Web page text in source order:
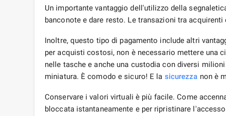
Un importante vantaggio dell'utilizzo della
banconote e dare resto. Le transazioni tra
Inoltre, questo tipo di pagamento include altri
per acquisti costosi, non è necessario mettere una
nelle tasche e anche una custodia con diversi
miniatura. È comodo e sicuro! E la sicurezza non è
Conservare i valori virtuali è più facile. Come
bloccata istantaneamente e per ripristinare